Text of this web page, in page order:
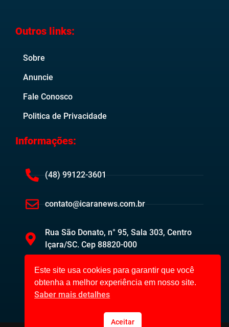
Outros links:
Sobre
Anuncie
Fale Conosco
Politica de Privacidade
Informações:
(48) 99122-3601
contato@icaranews.com.br
Rua São Donato, n° 95, Sala 303, Centro
Içara/SC. Cep 88820-000
Este site usa cookies para garantir que você
obtenha a melhor experiência em nosso site.
Saber mais detalhes
Aceitar